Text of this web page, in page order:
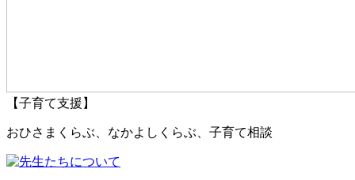
【子育て支援】
おひさまくらぶ、なかよしくらぶ、子育て相談